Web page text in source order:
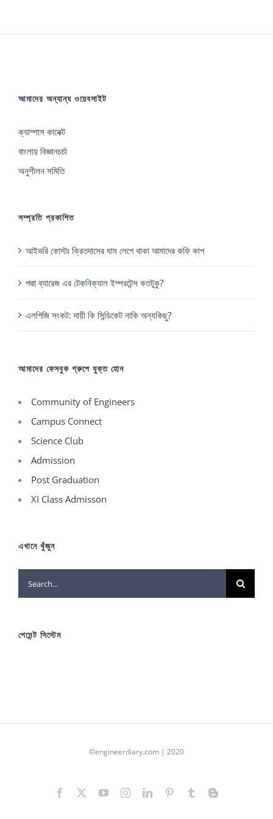
আমাদের অন্যান্য ওয়েবসাইট
ক্যাম্পাস কানেক্ট
বাংলায় বিজ্ঞানচর্চা
অনুশীলন সমিতি
সম্প্রতি প্রকাশিত
আইভরি কোস্টঃ ক্রিতদাসের ঘাম লেগে থাকা আমাদের কফি কাপ
পদ্মা ব্যারেজ এর টেকনিক্যাল ইম্পরটেন্স কতটুকু?
এলপিজি সংকট: দায়ী কি সিন্ডিকেট নাকি অন্যকিছু?
আমাদের ফেসবুক গ্রুপে যুক্ত হোন
Community of Engineers
Campus Connect
Science Club
Admission
Post Graduation
XI Class Admisson
এখানে খুঁজুন
Search
for:
পেমেন্ট সিস্টেম
©engineerdiary.com | 2020
Facebook YouTubeInstagramLinkedInPinterestTumblrBlogger